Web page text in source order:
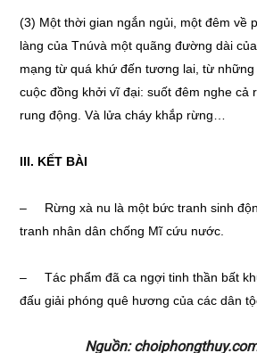
(3) Một thời gian ngắn ngủi, một đêm về
làng của Tnúvà một quãng đường dài
mạng từ quá khứ đến tương lai, từ
cuộc đồng khởi vĩ đại: suốt đêm nghe cả
rung động. Và lửa cháy khắp rừng…
III. KẾT BÀI
– Rừng xà nu là một bức tranh sinh
tranh nhân dân chống Mĩ cứu nước.
– Tác phẩm đã ca ngợi tinh thần bất
đấu giải phóng quê hương của các dân
Nguồn: